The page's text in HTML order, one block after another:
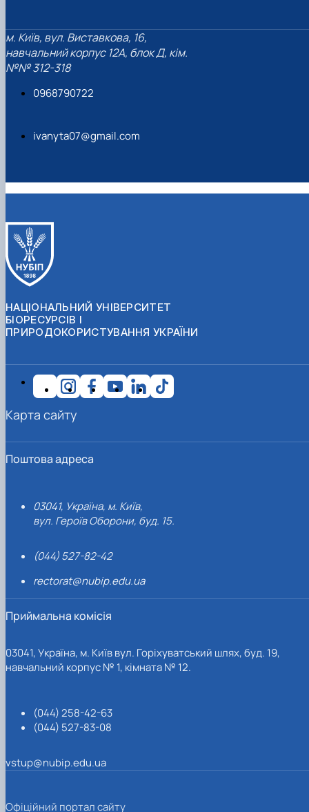
м. Київ, вул. Виставкова, 16,
навчальний корпус 12А, блок Д, кім.
№№ 312-318
0968790722
ivanyta07@gmail.com
НАЦІОНАЛЬНИЙ УНІВЕРСИТЕТ
БІОРЕСУРСІВ І
ПРИРОДОКОРИСТУВАННЯ УКРАЇНИ
Поштова адреса
03041, Україна, м. Київ,
вул. Героїв Оборони, буд. 15.
(044) 527-82-42
rectorat@nubip.edu.ua
Приймальна комісія
03041, Україна, м. Київ вул. Горіхуватський шлях, буд. 19,
навчальний корпус № 1, кімната № 12.
(044) 258-42-63
(044) 527-83-08
vstup@nubip.edu.ua
Карта сайту
Офіційний портал сайту